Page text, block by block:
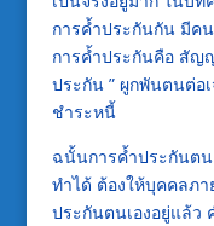
การค้ำประกันกัน มีค
การค้ำประกันคือ สัญ
ประกัน ” ผูกพันตนต่อ
ชำระหนี้
ฉนั้นการค้ำประกันตน
ทำได้ ต้องให้บุคคลภ
ประกันตนเองอยู่แล้ว